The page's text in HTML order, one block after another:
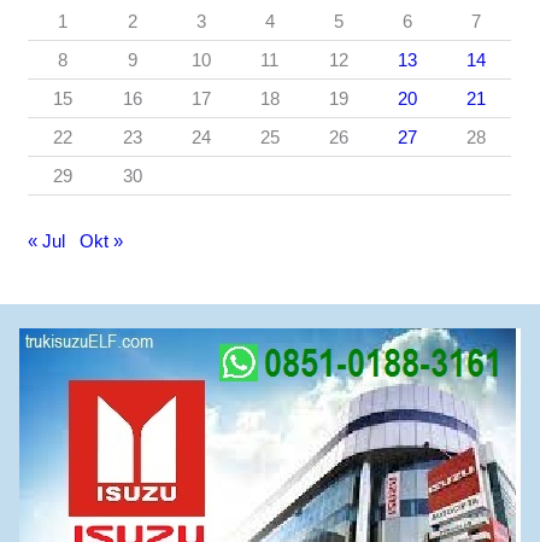
1 2 3 4 5 6
7
8
9 10 11 12 13
14
15
16 17 18 19 20
21
22
23 24 25 26 27
28
29
30
« Jul Okt »